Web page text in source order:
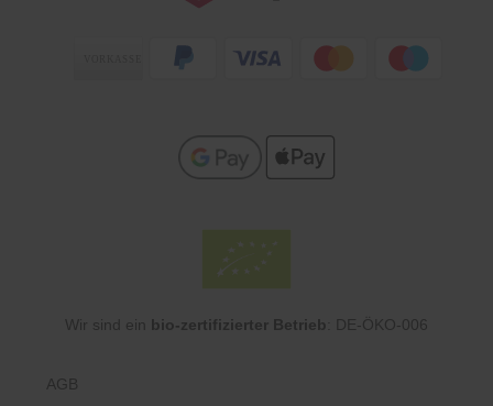
Zahlungsarten
Wir sind ein bio-zertifizierter Betrieb : DE-ÖKO-006
AGB